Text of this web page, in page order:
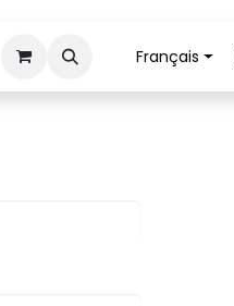
Retour piècesFrançais